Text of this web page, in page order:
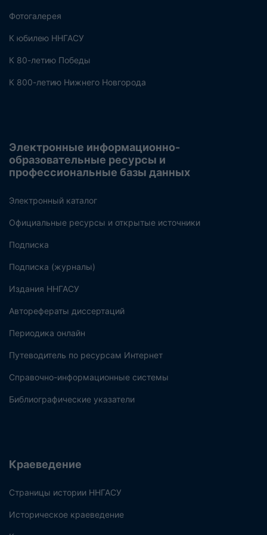
Фотогалерея
К юбилею ННГАСУ
К 80-летию Победы
К 800-летию Нижнего Новгорода
Электронные информационно-
образовательные ресурсы и
профессиональные базы данных
Электронный каталог
Официальные ресурсы и открытые источники
Подписка
Подписка (журналы)
Издания ННГАСУ
Авторефераты диссертаций
Периодика онлайн
Путеводитель по ресурсам Интернет
Справочно-информационные системы
Библиографические указатели
Краеведение
Страницы истории ННГАСУ
Историческое краеведение